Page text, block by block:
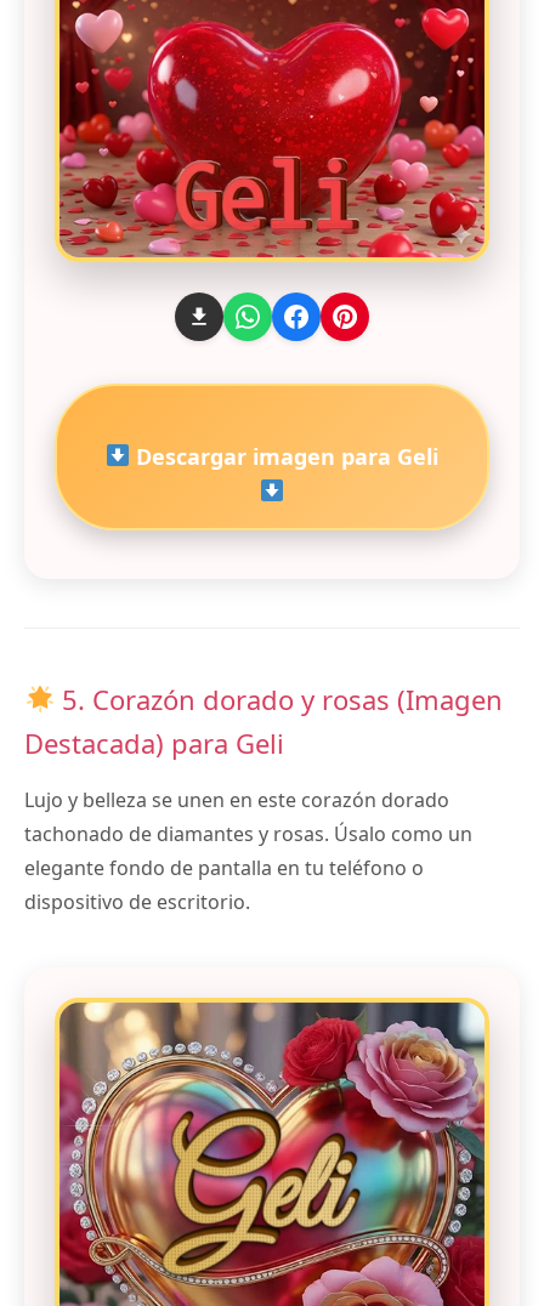
Descargar imagen para Geli
5. Corazón dorado y rosas (Imagen
Destacada) para Geli
Lujo y belleza se unen en este corazón dorado
tachonado de diamantes y rosas. Úsalo como un
elegante fondo de pantalla en tu teléfono o
dispositivo de escritorio.